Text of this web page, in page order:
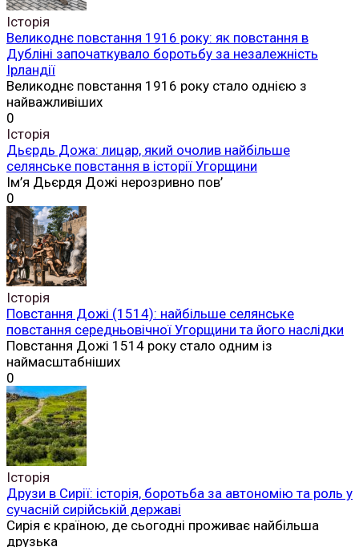
Історія
Великоднє повстання 1916 року: як повстання в
Дубліні започаткувало боротьбу за незалежність
Ірландії
Великоднє повстання 1916 року стало однією з
найважливіших
0
Історія
Дьєрдь Дожа: лицар, який очолив найбільше
селянське повстання в історії Угорщини
Ім’я Дьєрдя Дожі нерозривно пов’
0
Історія
Повстання Дожі (1514): найбільше селянське
повстання середньовічної Угорщини та його наслідки
Повстання Дожі 1514 року стало одним із
наймасштабніших
0
Історія
Друзи в Сирії: історія, боротьба за автономію та роль у
сучасній сирійській державі
Сирія є країною, де сьогодні проживає найбільша
друзька